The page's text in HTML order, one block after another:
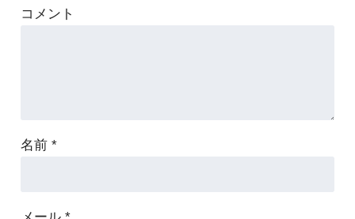
コメント
名前 *